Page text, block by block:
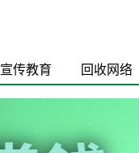
宣传教育 回收网络